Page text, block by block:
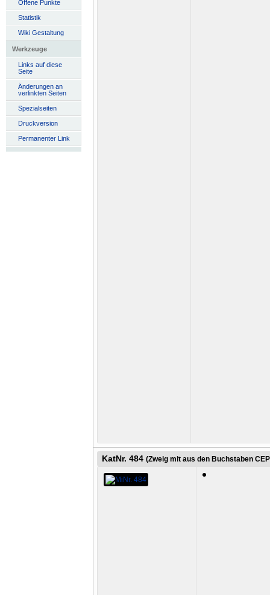
Offene Punkte
Statistik
Wiki Gestaltung
Werkzeuge
Links auf diese
Seite
Änderungen an
verlinkten Seiten
Spezialseiten
Druckversion
Permanenter Link
KatNr. 484 (Zweig mit aus den Buchstaben